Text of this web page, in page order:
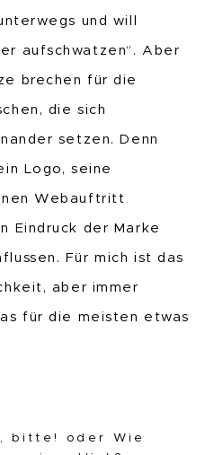
und will
aufschwatzen“. Aber
brechen für die
die sich
setzen. Denn
Logo, seine
Webauftritt
Eindruck der Marke
Für mich ist das
aber immer
für die meisten etwas
bitte! oder Wie